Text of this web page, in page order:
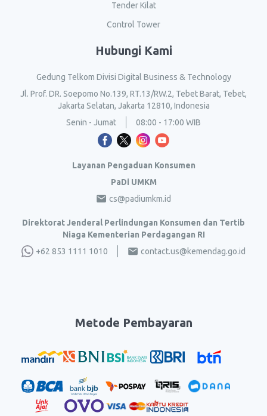
Tender Kilat
Control Tower
Hubungi Kami
Gedung Telkom Divisi Digital Business & Technology
Jl. Prof. DR. Soepomo No.139, RT.13/RW.2, Tebet Barat, Tebet,
Jakarta Selatan, Jakarta 12810, Indonesia
Senin - Jumat
08:00 - 17:00 WIB
Layanan Pengaduan Konsumen
PaDi UMKM
cs@padiumkm.id
Direktorat Jenderal Perlindungan Konsumen dan Tertib
Niaga Kementerian Perdagangan RI
+62 853 1111 1010
contact.us@kemendag.go.id
Metode Pembayaran